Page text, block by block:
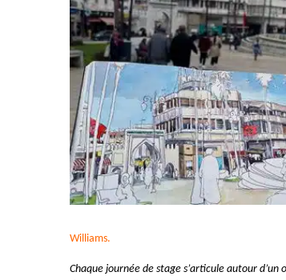
Williams.
Chaque journée de stage s’articule autour